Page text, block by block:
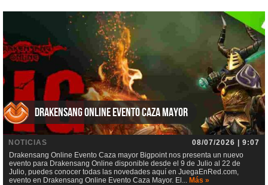
Drakensang Online Evento Caza mayor
NOTICIAS
08/07/2026 | 9:07
Drakensang Online Evento Caza mayor Bigpoint nos presenta un nuevo
evento para Drakensang Online disponible desde el 9 de Julio al 22 de
Julio, puedes conocer todas las novedades aquí en JuegaEnRed.com,
evento en Drakensang Online Evento Caza Mayor. El... Más »